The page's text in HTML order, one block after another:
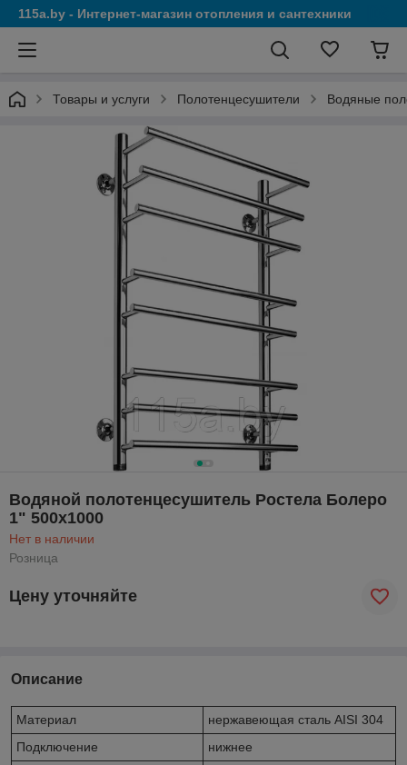
115a.by - Интернет-магазин отопления и сантехники
Товары и услуги Полотенцесушители Водяные
Водяной полотенцесушитель Ростела Болеро
1" 500x1000
Нет в наличии
Розница
Цену уточняйте
Описание
Материал
нержавеющая сталь AISI 304
Подключение
нижнее